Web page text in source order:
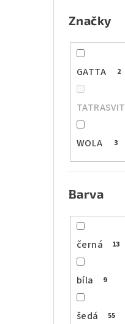
Značky
GATTA 2
TATRASVIT
WOLA 3
Barva
černá 13
bíla 9
šedá 55